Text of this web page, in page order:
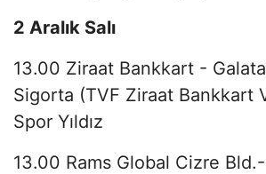
2 Aralık Salı
13.00 Ziraat Bankkart -
Sigorta (TVF Ziraat Bankkart
Spor Yıldız
13.00 Rams Global Cizre